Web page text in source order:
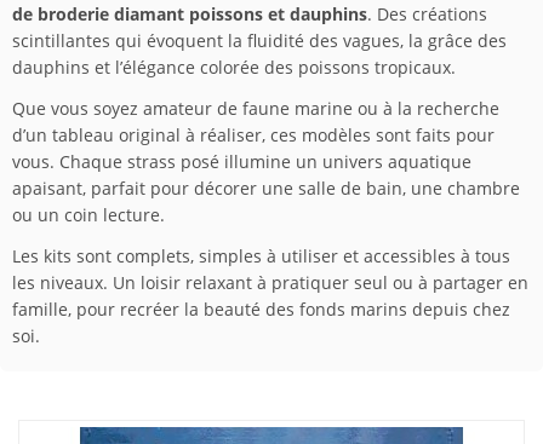
de broderie diamant poissons et dauphins. Des créations
scintillantes qui évoquent la fluidité des vagues, la grâce des
dauphins et l’élégance colorée des poissons tropicaux.
Que vous soyez amateur de faune marine ou à la recherche
d’un tableau original à réaliser, ces modèles sont faits pour
vous. Chaque strass posé illumine un univers aquatique
apaisant, parfait pour décorer une salle de bain, une chambre
ou un coin lecture.
Les kits sont complets, simples à utiliser et accessibles à tous
les niveaux. Un loisir relaxant à pratiquer seul ou à partager en
famille, pour recréer la beauté des fonds marins depuis chez
soi.